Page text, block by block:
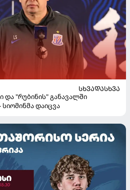
ᲡᲮᲕᲐᲓᲐᲡᲮᲕᲐ
და "რუბინის" განავალში
დაიცვა